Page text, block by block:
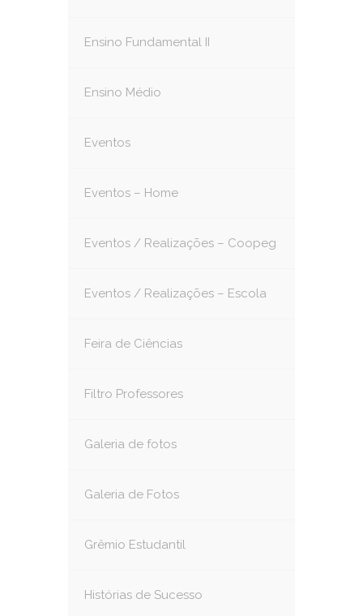
Ensino Fundamental II
Ensino Médio
Eventos
Eventos – Home
Eventos / Realizações – Coopeg
Eventos / Realizações – Escola
Feira de Ciências
Filtro Professores
Galeria de fotos
Galeria de Fotos
Grêmio Estudantil
Histórias de Sucesso